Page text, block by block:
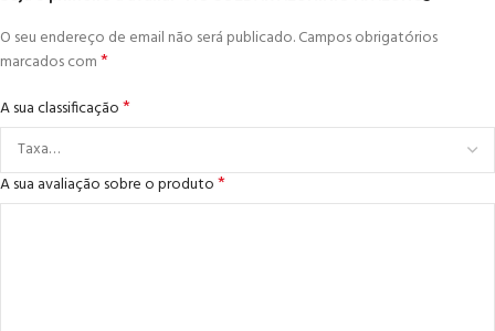
O seu endereço de email não será publicado.Campos obrigatórios
marcados com*
A sua classificação*
A sua avaliação sobre o produto*